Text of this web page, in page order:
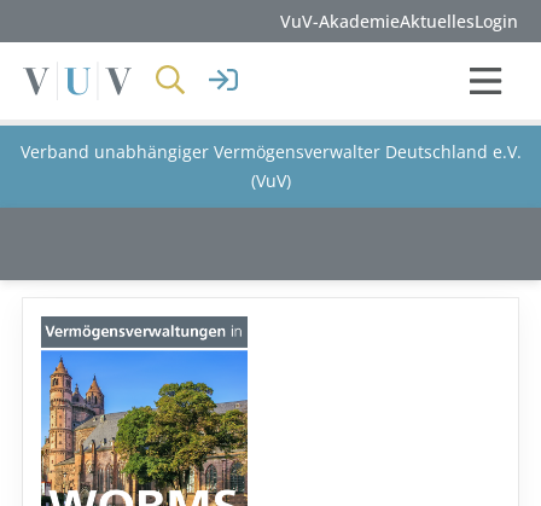
VuV-AkademieAktuellesLogin
Verband unabhängiger Vermögensverwalter Deutschland e.V.
(VuV)